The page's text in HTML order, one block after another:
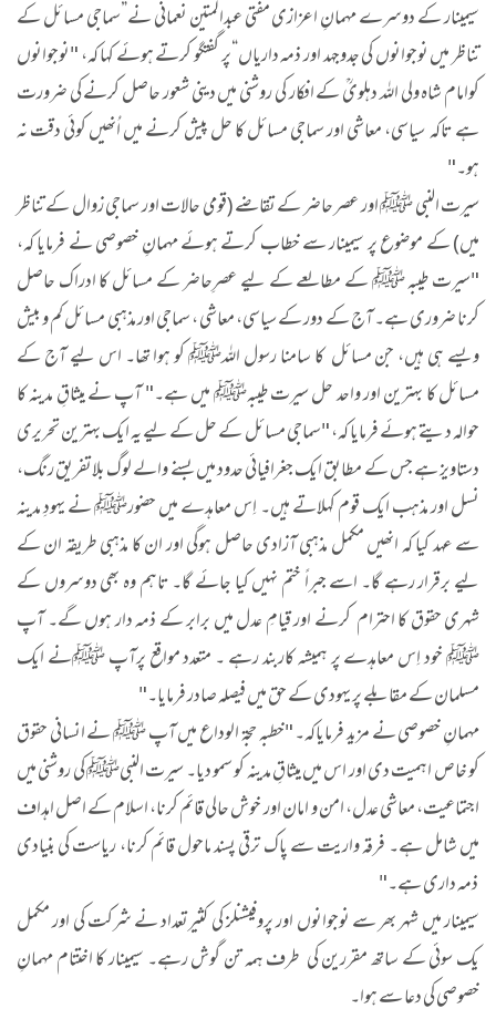
سیمینار کے دوسرے مہمانِ اعزازی مفتی عبدالمتین نعمانی نے”سماجی مسائل کے
تناظر میں نوجوانوں کی جدوجہد اور ذمہ داریاں“پر گفتگو کرتے ہوئے کہا کہ، "نوجوانوں
کوامام شاہ ولی اللہ دہلویؒ کے افکار کی روشنی میں دینی شعور حاصل کرنے کی ضرورت
ہے تاکہ سیاسی، معاشی اور سماجی مسائل کا حل پیش کرنے میں اُنھیں کوئی دقت نہ
ہو۔"
سیرت النبی ﷺ اور عصر حاضر کے تقاضے (قومی حالات اور سماجی زوال کے تناظر
میں) کے موضوع پر سیمینار سے خطاب کرتے ہوئے مہمانِ خصوصی نے فرمایا کہ،
"سیرت طیبہ ﷺ کے مطالعے کے لیے عصرِحاضر کے مسائل کا ادراک حاصل
کرنا ضروری ہے۔ آج کے دور کے سیاسی، معاشی ، سماجی اور مذہبی مسائل کم و بیش
ویسے ہی ہیں، جن مسائل کا سامنا رسول اللہﷺ کو ہوا تھا۔ اس لیے آج کے
مسائل کا بہترین اور واحد حل سیرت طیبہﷺ میں ہے۔" آپ نے میثاقِ مدینہ کا
حوالہ دیتے ہوئے فرمایا کہ، "سماجی مسائل کے حل کے لیے یہ ایک بہترین تحریری
دستاویز ہے جس کے مطابق ایک جغرافیائی حدود میں بسنے والے لوگ بلاتفریق رنگ،
نسل اور مذہب ایک قوم کہلاتے ہیں۔ اِس معاہدے میں حضورﷺ نے یہودِ مدینہ
سے عہد کیا کہ انھیں مکمل مذہبی آزادی حاصل ہوگی اور ان کا مذہبی طریقہ ان کے
لیے برقرار رہے گا۔ اسے جبراً ختم نہیں کیا جائے گا۔ تاہم وہ بھی دوسروں کے
شہری حقوق کا احترام کرنے اور قیامِ عدل میں برابر کے ذمہ دار ہوں گے۔ آپ
ﷺ خود اِس معاہدے پر ہمیشہ کاربند رہے ۔ متعدد مواقع پرآپ ﷺنے ایک
مسلمان کے مقابلے پر یہودی کے حق میں فیصلہ صادر فرمایا۔"
مہمانِ خصوصی نے مزید فرمایاکہ۔ "خطبہ حجۃ الوداع میں آپ ﷺ نے انسانی حقوق
کو خاص اہمیت دی اور اس میں میثاقِ مدینہ کو سمو دیا۔ سیرت النبیﷺ کی روشنی میں
اجتماعیت، معاشی عدل، امن و امان اور خوش حالی قائم کرنا، اسلام کے اصل اہداف
میں شامل ہے۔ فرقہ واریت سے پاک ترقی پسند ماحول قائم کرنا، ریاست کی بنیادی
ذمہ داری ہے۔"
سیمینار میں شہر بھر سے نوجوانوں اور پروفیشنلز کی کثیرتعداد نے شرکت کی اور مکمل
یک سوئی کے ساتھ مقررین کی طرف ہمہ تن گوش رہے۔ سیمینار کا اختتام مہمانِ
خصوصی کی دعا سے ہوا۔